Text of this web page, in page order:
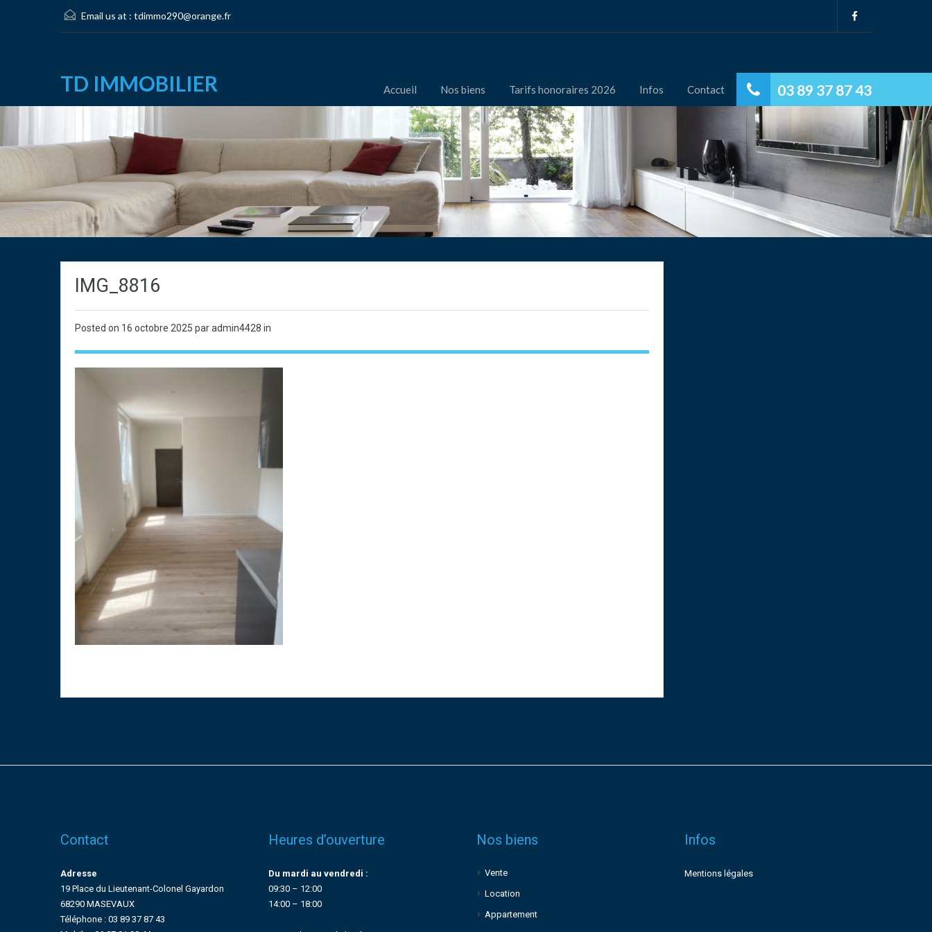
Email us at : tdimmo290@orange.fr
TD IMMOBILIER 03 89 37 87 43
Accueil Nos biens Tarifs honoraires 2026 Infos Contact
IMG_8816
Posted on 16 octobre 2025 par admin4428 in
Contact
Adresse
19 Place du Lieutenant-Colonel Gayardon
68290 MASEVAUX
Téléphone : 03 89 37 87 43
Heures d’ouverture
Du mardi au vendredi :
09:30 – 12:00
14:00 – 18:00
Nos biens
Vente
Location
Appartement
Infos
Mentions légales